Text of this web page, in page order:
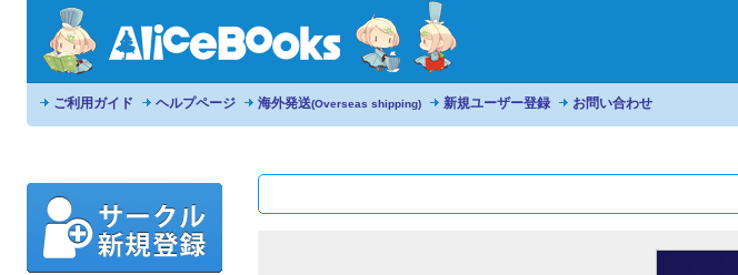
ご利用ガイド ヘルプページ 海外発送(Overseas shipping) 新規ユーザー登録 お問い合わせ